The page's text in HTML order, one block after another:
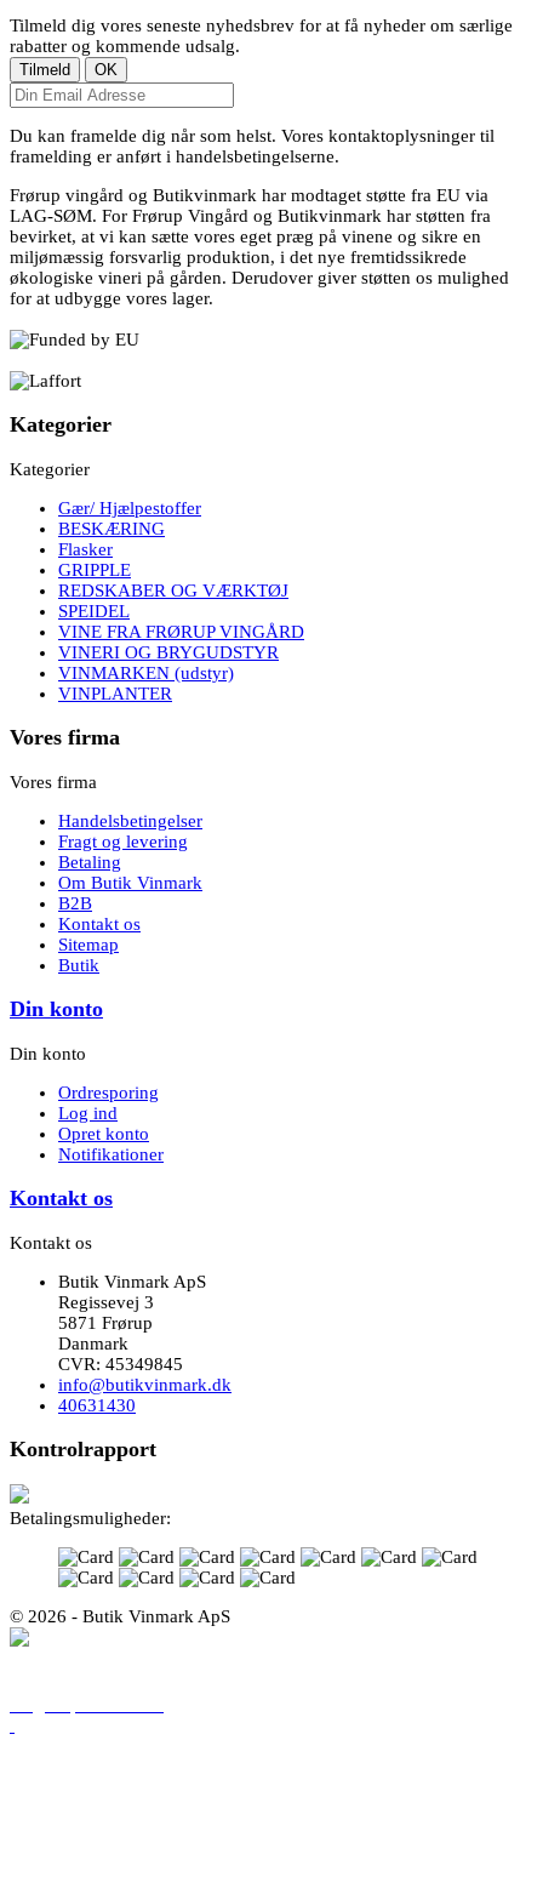
Tilmeld dig vores seneste nyhedsbrev for at få nyheder om særlige
rabatter og kommende udsalg.
Du kan framelde dig når som helst. Vores kontaktoplysninger til
framelding er anført i handelsbetingelserne.
Frørup vingård og Butikvinmark har modtaget støtte fra EU via
LAG-SØM. For Frørup Vingård og Butikvinmark har støtten fra
bevirket, at vi kan sætte vores eget præg på vinene og sikre en
miljømæssig forsvarlig produktion, i det nye fremtidssikrede
økologiske vineri på gården. Derudover giver støtten os mulighed
for at udbygge vores lager.
Kategorier
Kategorier
Gær/ Hjælpestoffer
BESKÆRING
Flasker
GRIPPLE
REDSKABER OG VÆRKTØJ
SPEIDEL
VINE FRA FRØRUP VINGÅRD
VINERI OG BRYGUDSTYR
VINMARKEN (udstyr)
VINPLANTER
Vores firma
Vores firma
Handelsbetingelser
Fragt og levering
Betaling
Om Butik Vinmark
B2B
Kontakt os
Sitemap
Butik
Din konto
Din konto
Ordresporing
Log ind
Opret konto
Notifikationer
Kontakt os
Kontakt os
Butik Vinmark ApS
Regissevej 3
5871 Frørup
Danmark
CVR: 45349845
info@butikvinmark.dk
40631430
Kontrolrapport
Betalingsmuligheder:
© 2026 - Butik Vinmark ApS